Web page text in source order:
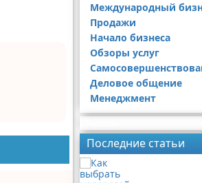
Международный
Продажи
Начало бизнеса
Обзоры услуг
Деловое общение
Менеджмент
Последние статьи